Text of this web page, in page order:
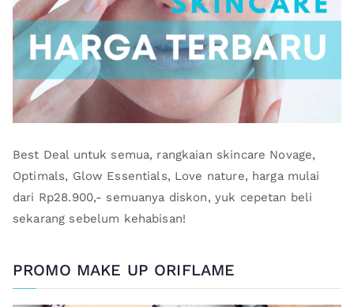
Best Deal untuk semua, rangkaian skincare Novage,
Optimals, Glow Essentials, Love nature, harga mulai
dari Rp28.900,- semuanya diskon, yuk cepetan beli
sekarang sebelum kehabisan!
PROMO MAKE UP ORIFLAME